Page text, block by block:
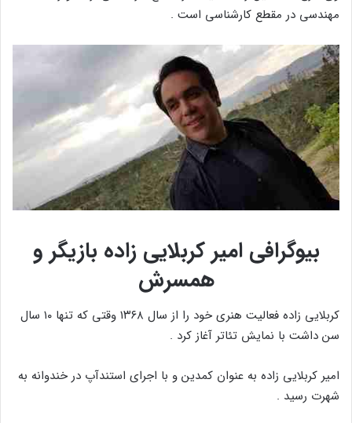
مهندسی در مقطع کارشناسی است .
بیوگرافی امیر کربلایی زاده بازیگر و
همسرش
کربلایی زاده فعالیت هنری خود را از سال ۱۳۶۸ وقتی که تنها ۱۰ سال
سن داشت با نمایش تئاتر آغاز کرد .
امیر کربلایی زاده به عنوان کمدین و با اجرای استندآپ در خندوانه به
شهرت رسید .